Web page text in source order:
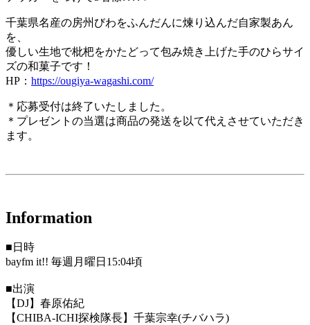
千葉県名産の房州びわをふんだんに煉り込んだ自家製あん
を、
優しい生地で枇杷をかたどって包み焼き上げた手のひらサイ
ズの和菓子です！
HP： https://ougiya-wagashi.com/
＊応募受付は終了いたしました。
＊プレゼントの当選は商品の発送を以て代えさせていただき
ます。
Information
■日時
bayfm it!! 毎週月曜日15:04頃
■出演
【DJ】春原佑紀
【CHIBA-ICHI探検隊長】千葉宗幸(チバハラ)